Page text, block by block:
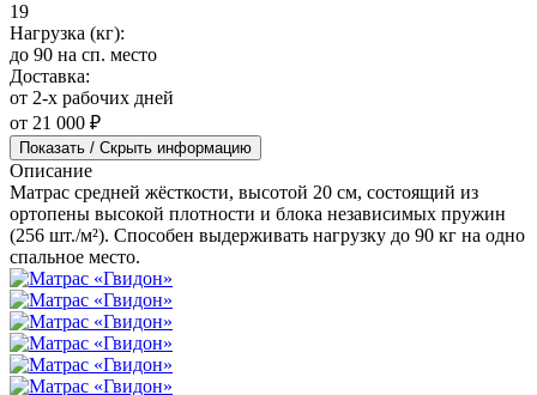
19
Нагрузка (кг):
до 90 на сп. место
Доставка:
от 2-х рабочих дней
от 21 000 ₽
Показать / Скрыть информацию
Описание
Матрас средней жёсткости, высотой 20 см, состоящий из
ортопены высокой плотности и блока независимых пружин
(256 шт./м²). Способен выдерживать нагрузку до 90 кг на одно
спальное место.